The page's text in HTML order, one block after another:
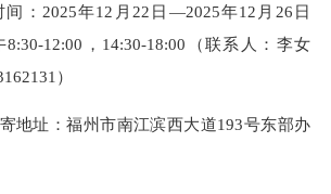
2025年12月22日—2025年12月26日
8:30-12:00，14:30-18:00（联系人：李女
）
址：福州市南江滨西大道193号东部办